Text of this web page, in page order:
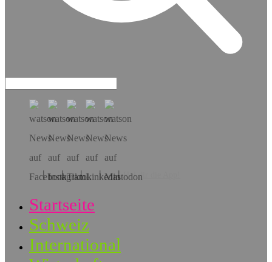
Hol dir die App!
Startseite
Schweiz
International